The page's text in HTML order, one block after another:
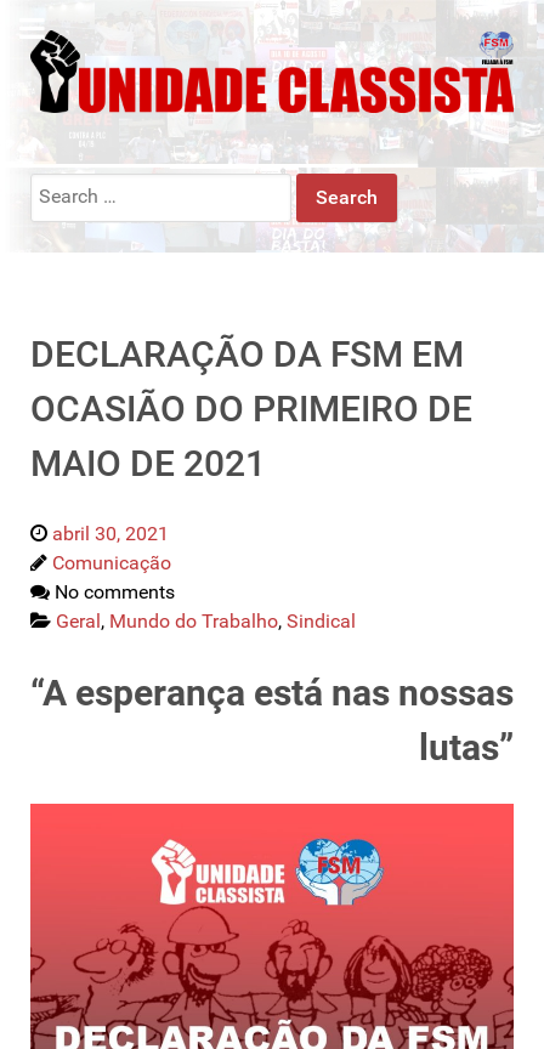
Search
DECLARAÇÃO DA FSM EM
OCASIÃO DO PRIMEIRO DE
MAIO DE 2021
abril 30, 2021
Comunicação
No comments
Geral, Mundo do Trabalho, Sindical
“A esperança está nas nossas
lutas”